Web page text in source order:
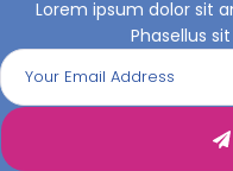
Lorem ipsum dolor sit
Phasellus